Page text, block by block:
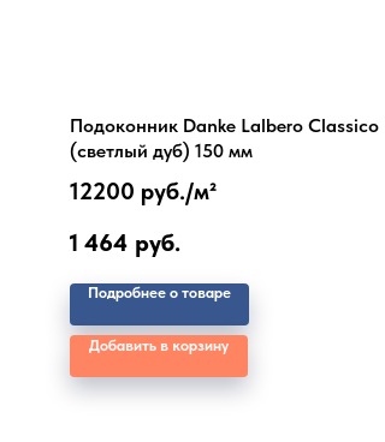
Подоконник Danke Lalbero Classico
(светлый дуб) 150 мм
12200 руб./м²
1 464 руб.
Подробнее о товаре
Добавить в корзину